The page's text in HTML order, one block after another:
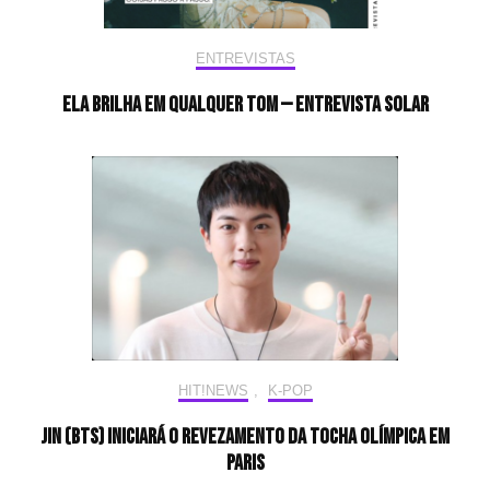
ENTREVISTAS
Ela brilha em qualquer tom — Entrevista Solar
HIT!NEWS , K-POP
Jin (BTS) iniciará o revezamento da tocha olímpica em
Paris